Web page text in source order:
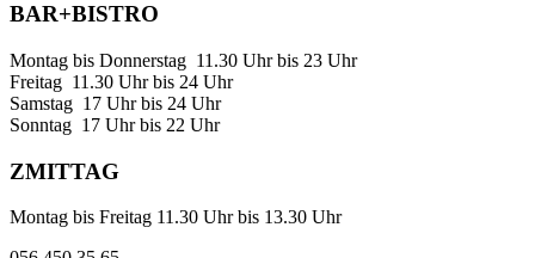
BAR+BISTRO
Montag bis Donnerstag 11.30 Uhr bis 23 Uhr
Freitag 11.30 Uhr bis 24 Uhr
Samstag 17 Uhr bis 24 Uhr
Sonntag 17 Uhr bis 22 Uhr
ZMITTAG
Montag bis Freitag 11.30 Uhr bis 13.30 Uhr